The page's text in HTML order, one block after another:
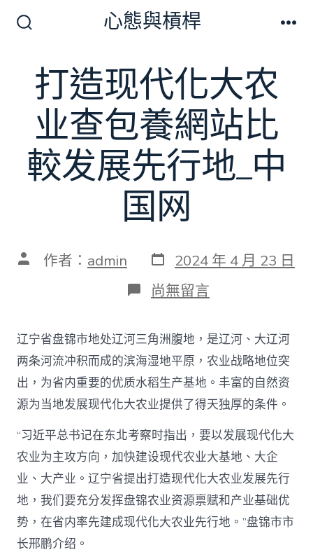
換
開
心態與槓桿
打造现代化大农
业查包養網站比
較发展先行地_中
国网
文 作者： admin 發
表
日
期
2024 年 4 月 23 日
在
〈打
现
代
化
大
农
业
查
包
養
網
站
比
較
发
展
尚無留言
辽宁省盘锦市地处辽河三角洲腹地，是辽河、大辽河
两条河流冲积而成的滨海湿地平原，农业战略地位突
出，为省内重要的优质水稻生产基地。丰富的自然资
源为当地发展现代化大农业提供了得天独厚的条件。
“习近平总书记在东北考察时指出，要以发展现代化大
农业为主攻方向，加快建设现代农业大基地、大企
业、大产业。辽宁省提出打造现代化大农业发展先行
地，我们要充分发挥盘锦农业资源禀赋和产业基础优
势，在省内率先建成现代化大农业先行地。”盘锦市市
长邢鹏介绍。